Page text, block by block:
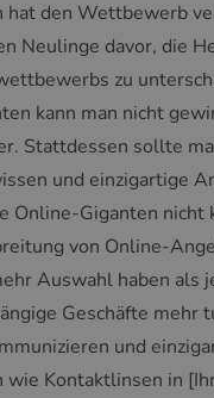
hat den Wettbewerb
Neulinge davor, die
zu
kann man nicht
Stattdessen sollte
und einzigartige
Online-Giganten nicht
von Online-
Auswahl haben als
Geschäfte mehr
und
Kontaktlinsen in